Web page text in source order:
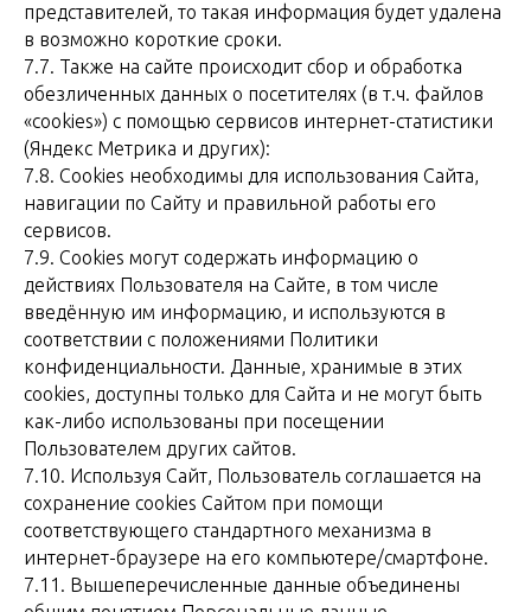
представителей, то такая информация будет удалена
в возможно короткие сроки.
7.7. Также на сайте происходит сбор и обработка
обезличенных данных о посетителях (в т.ч. файлов
«cookies») с помощью сервисов интернет-статистики
(Яндекс Метрика и других):
7.8. Сookies необходимы для использования Сайта,
навигации по Сайту и правильной работы его
сервисов.
7.9. Сookies могут содержать информацию о
действиях Пользователя на Сайте, в том числе
введённую им информацию, и используются в
соответствии с положениями Политики
конфиденциальности. Данные, хранимые в этих
cookies, доступны только для Сайта и не могут быть
как-либо использованы при посещении
Пользователем других сайтов.
7.10. Используя Сайт, Пользователь соглашается на
сохранение cookies Сайтом при помощи
соответствующего стандартного механизма в
интернет-браузере на его компьютере/смартфоне.
7.11. Вышеперечисленные данные объединены